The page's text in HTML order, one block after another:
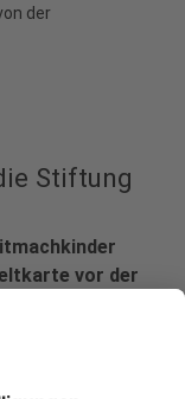
der
Stiftung
vor der